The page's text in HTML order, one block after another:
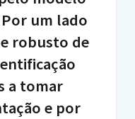
um lado
robusto de
a tomar
e por